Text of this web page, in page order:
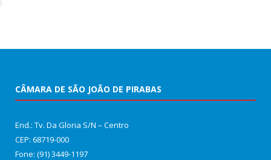
CÂMARA DE SÃO JOÃO DE PIRABAS
End.: Tv. Da Gloria S/N – Centro
CEP: 68719-000
Fone: (91) 3449-1197